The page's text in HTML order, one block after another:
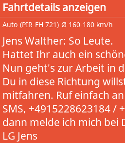
Fahrtdetails anzeigen
Auto (PIR-FH 721) Ø 160-180 km/h
Jens Walther: So Leute.
Hattet Ihr auch ein
Nun geht's zur Arbeit in
Du in diese Richtung
mitfahren. Ruf einfach
SMS, +4915228623184 /
dann melde ich mich bei
LG Jens